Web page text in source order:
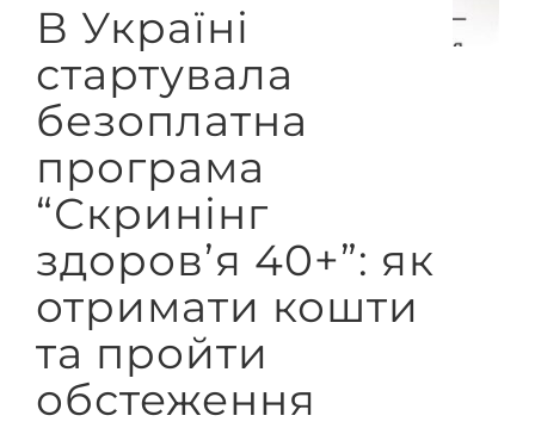
В Україні
стартувала
безоплатна
програма
“Скринінг
здоров’я 40+”: як
отримати кошти
та пройти
обстеження